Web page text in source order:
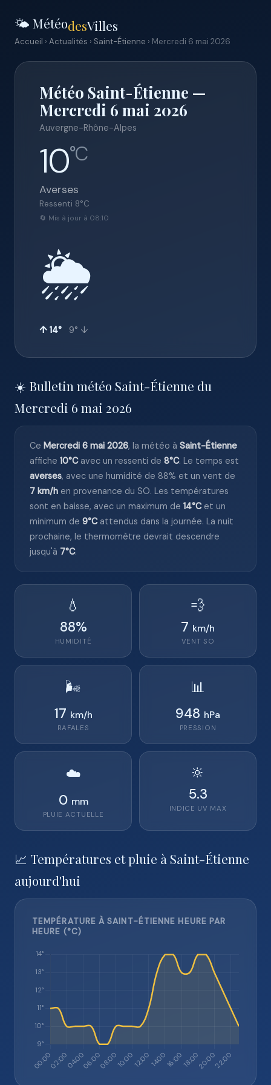
🌤️ MétéodesVilles
Accueil › Actualités › Saint-Étienne › Mercredi 6 mai 2026
Météo Saint-Étienne —
Mercredi 6 mai 2026
Auvergne-Rhône-Alpes
10°C
Averses
Ressenti 8°C
🔄 Mis à jour à 08:10
🌦️
↑ 14° 9° ↓
☀️ Bulletin météo Saint-Étienne du
Mercredi 6 mai 2026
Ce Mercredi 6 mai 2026, la météo à Saint-Étienne
affiche 10°Cavec un ressenti de 8°C. Le temps est
averses, avec une humidité de 88% et un vent de
7 km/h en provenance du SO. Les températures
sont en baisse, avec un maximum de 14°Cet un
minimum de 9°Cattendus dans la journée. La nuit
prochaine, le thermomètre devrait descendre
jusqu'à 7°C.
💧
88%
HUMIDITÉ
💨
7 km/h
VENT SO
🌬️
17 km/h
RAFALES
📊
948 hPa
PRESSION
☁️
0 mm
PLUIE ACTUELLE
🔆
5.3
INDICE UV MAX
📈 Températures et pluie à Saint-Étienne
aujourd'hui
TEMPÉRATURE À SAINT-ÉTIENNE HEURE PAR
HEURE (°C)